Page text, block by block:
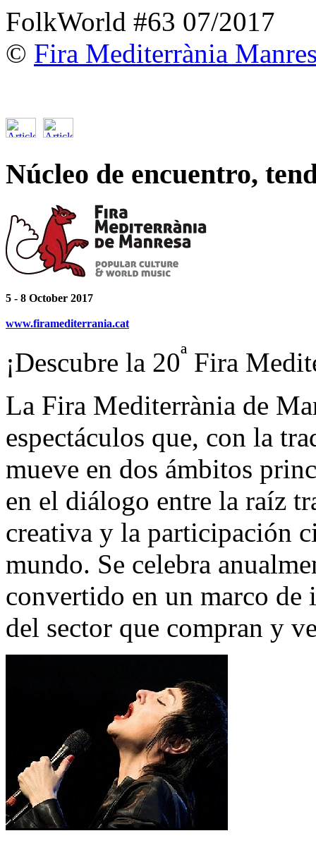
FolkWorld #63 07/2017
© Fira Mediterrània
Núcleo de encuentro,
5 - 8 October 2017
www.firamediterrania.cat
¡Descubre la 20ª Fira
La Fira Mediterrània de
espectáculos que, con la
mueve en dos ámbitos
en el diálogo entre la raíz
creativa y la participación
mundo. Se celebra
convertido en un marco de
del sector que compran y